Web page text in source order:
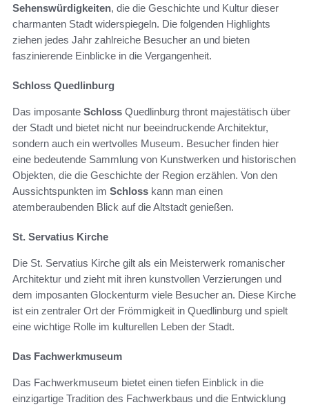
Sehenswürdigkeiten, die die Geschichte und Kultur dieser
charmanten Stadt widerspiegeln. Die folgenden Highlights
ziehen jedes Jahr zahlreiche Besucher an und bieten
faszinierende Einblicke in die Vergangenheit.
Schloss Quedlinburg
Das imposante Schloss Quedlinburg thront majestätisch über
der Stadt und bietet nicht nur beeindruckende Architektur,
sondern auch ein wertvolles Museum. Besucher finden hier
eine bedeutende Sammlung von Kunstwerken und historischen
Objekten, die die Geschichte der Region erzählen. Von den
Aussichtspunkten im Schloss kann man einen
atemberaubenden Blick auf die Altstadt genießen.
St. Servatius Kirche
Die St. Servatius Kirche gilt als ein Meisterwerk romanischer
Architektur und zieht mit ihren kunstvollen Verzierungen und
dem imposanten Glockenturm viele Besucher an. Diese Kirche
ist ein zentraler Ort der Frömmigkeit in Quedlinburg und spielt
eine wichtige Rolle im kulturellen Leben der Stadt.
Das Fachwerkmuseum
Das Fachwerkmuseum bietet einen tiefen Einblick in die
einzigartige Tradition des Fachwerkbaus und die Entwicklung